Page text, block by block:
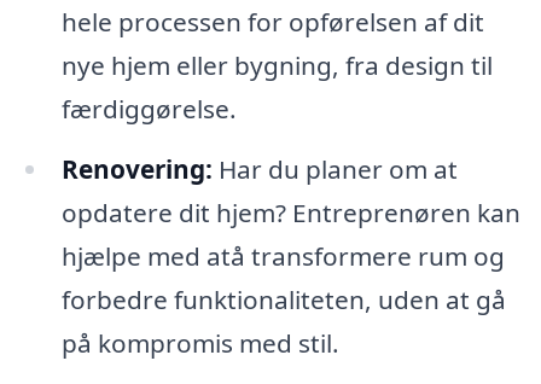
hele processen for opførelsen af dit
nye hjem eller bygning, fra design til
færdiggørelse.
Renovering: Har du planer om at
opdatere dit hjem? Entreprenøren kan
hjælpe med atå transformere rum og
forbedre funktionaliteten, uden at gå
på kompromis med stil.